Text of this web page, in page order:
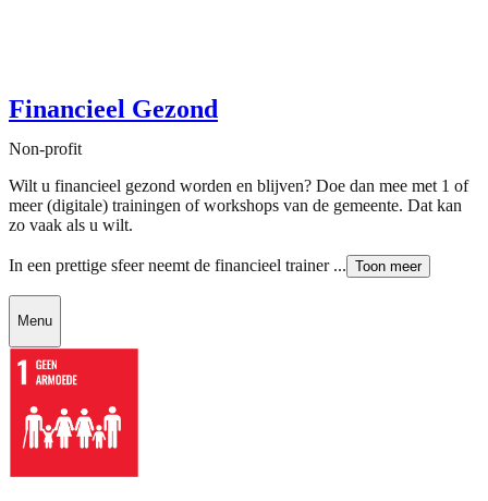
Financieel Gezond
Non-profit
Wilt u financieel gezond worden en blijven? Doe dan mee met 1 of
meer (digitale) trainingen of workshops van de gemeente. Dat kan
zo vaak als u wilt.
In een prettige sfeer neemt de financieel trainer ... Toon meer
Menu